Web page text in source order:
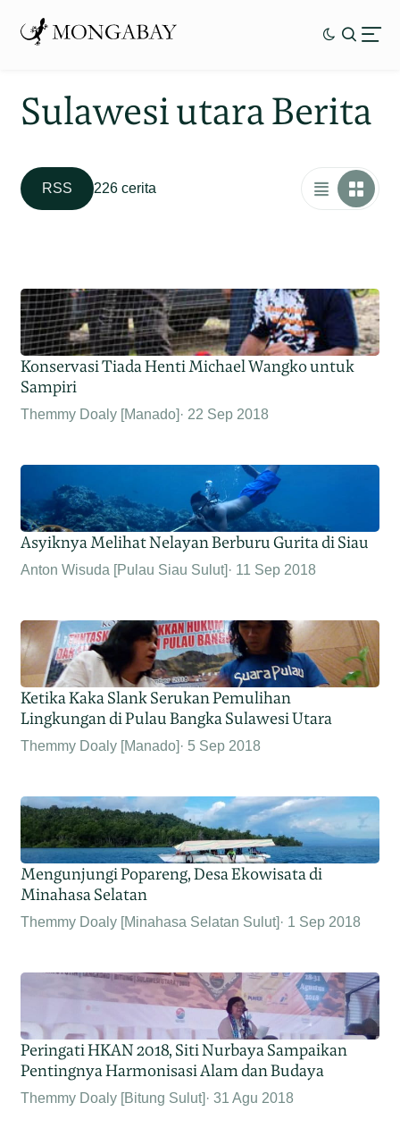
Sulawesi utara Berita
RSS 226 cerita
Konservasi Tiada Henti Michael Wangko untuk
Sampiri
Themmy Doaly [Manado] 22 Sep 2018
Asyiknya Melihat Nelayan Berburu Gurita di Siau
Anton Wisuda [Pulau Siau Sulut] 11 Sep 2018
Ketika Kaka Slank Serukan Pemulihan
Lingkungan di Pulau Bangka Sulawesi Utara
Themmy Doaly [Manado] 5 Sep 2018
Mengunjungi Popareng, Desa Ekowisata di
Minahasa Selatan
Themmy Doaly [Minahasa Selatan Sulut] 1 Sep 2018
Peringati HKAN 2018, Siti Nurbaya Sampaikan
Pentingnya Harmonisasi Alam dan Budaya
Themmy Doaly [Bitung Sulut] 31 Agu 2018